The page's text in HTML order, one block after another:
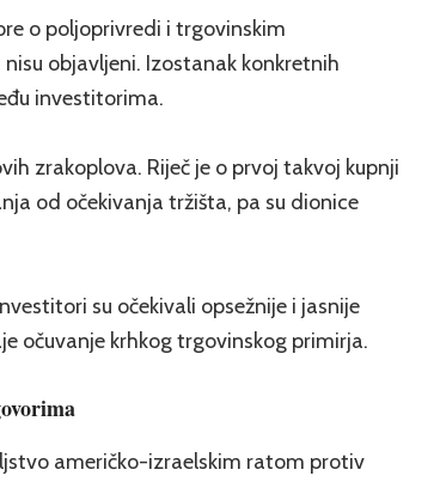
o poljoprivredi i trgovinskim
objavljeni. Izostanak konkretnih
investitorima.
zrakoplova. Riječ je o prvoj takvoj kupnji
od očekivanja tržišta, pa su dionice
su očekivali opsežnije i jasnije
očuvanje krhkog trgovinskog primirja.
američko-izraelskim ratom protiv